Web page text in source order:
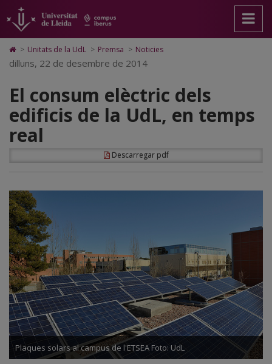
consum
elèctric
dels
edificis
de
la
UdL,
en
temps
real
pàgina
principal.
Universitat
Lleida
contingut
principal
Mapa
Web.
Universitat
Cerca
Accessibilitat.
Universitat
Lleida
Icono
de
Home
ir
a
la
página
de
inicio
> Unitats de la UdL > Premsa > Noticies
dilluns, 22 de desembre de 2014
El consum elèctric dels
edificis de la UdL, en temps
real
Descarregar pdf
Plaques solars al campus de l'ETSEA Foto: UdL